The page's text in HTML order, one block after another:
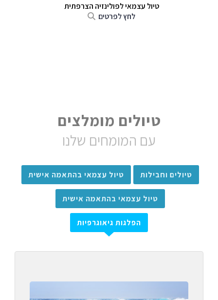
טיול עצמאי לפולינזיה הצרפתית
לחץ לפרטים
טיולים מומלצים
עם המומחים שלנו
טיולים וחבילות טיול עצמאי בהתאמה אישית
טיול עצמאי בהתאמה אישית
הפלגות גיאוגרפיות